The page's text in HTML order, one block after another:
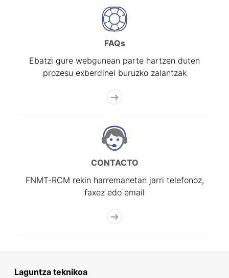
FAQs
Ebatzi gure webgunean parte hartzen duten
prozesu exberdinei buruzko zalantzak
CONTACTO
FNMT-RCM rekin harremanetan jarri telefonoz,
faxez edo email
Laguntza teknikoa